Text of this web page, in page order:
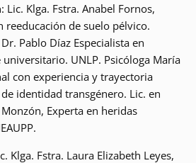
: Lic. Klga. Fstra. Anabel Fornos,
reeducación de suelo pélvico.
Dr. Pablo Díaz Especialista en
UNLP. Psicóloga María
con experiencia y trayectoria
identidad transgénero. Lic. en
Experta en heridas
Klga. Fstra. Laura Elizabeth Leyes,